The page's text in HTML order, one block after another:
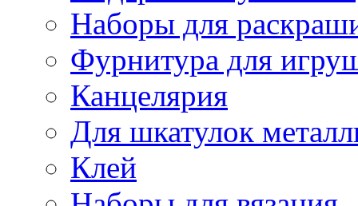
Наборы для
Фурнитура для
Канцелярия
Для шкатулок
Клей